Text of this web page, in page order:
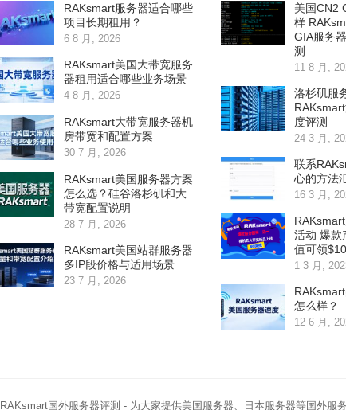
RAKsmart服务器适合哪些
项目长期租用？
6 8 月, 2026
RAKsmart美国大带宽服务
器租用适合哪些业务场景
4 8 月, 2026
RAKsmart大带宽服务器机
房带宽和配置方案
30 7 月, 2026
RAKsmart美国服务器方案
怎么选？硅谷洛杉矶和大
带宽配置说明
28 7 月, 2026
RAKsmart美国站群服务器
多IP段价格与适用场景
23 7 月, 2026
美国CN2
样
GIA服务
测
11 8 月,
洛杉矶服
度评测
24 3 月,
联系
心的方法
16 3 月,
活动 爆款
值可领
1 3 月,
怎么样？
12 6 月,
RAKsmart国外服务器评测 - 为大家提供美国服务器、日本服务器等国外服